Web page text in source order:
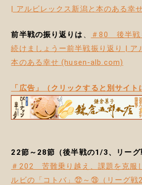
| アルビレックス新潟と本のある幸
前半戦の振り返りは
＃80 後半戦
続けましょうー前半戦振り返り | ア
本のある幸せ (husen-alb.com)
「広告」（クリックすると別サイト
22節～28節（後半戦の1/3、リー
＃202 苦難乗り越え、課題を克服
ルビの「コトバ」㉒～㉘（リーグ